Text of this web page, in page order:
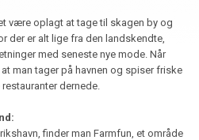
være oplagt at tage til skagen by og
der er alt lige fra den landskendte,
med seneste nye mode. Når
man tager på havnen og spiser friske
dernede.
finder man Farmfun, et område